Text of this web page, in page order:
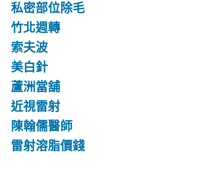
私密部位除毛
竹北週轉
索夫波
美白針
蘆洲當舖
近視雷射
陳翰儒醫師
雷射溶脂價錢